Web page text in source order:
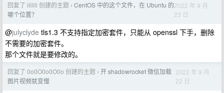
回复了 ililili 创建的主题 › CentOS 中的这个文件，在 Ubuntu 的
哪个位置？
2022 年 9 月
23 日
@julyclyde tls1.3 不支持指定加密套件，只能从 openssl 下手，删除
不需要的加密套件。
那个文件就是要修改的。
回复了 0o0O0o0O0o 创建的主题 › 开 shadowrocket 微信加载
图片视频就变慢
2022 年 9 月
22 日